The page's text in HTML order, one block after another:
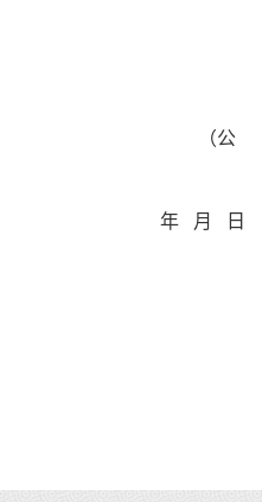
（公
年 月 日